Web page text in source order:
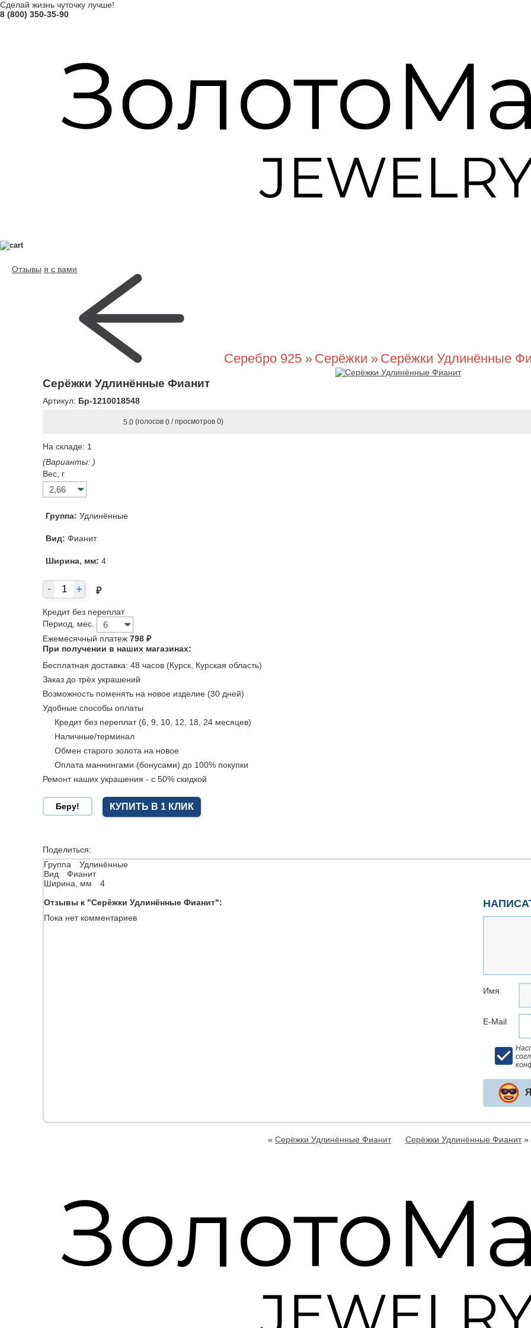
Сделай жизнь чуточку лучше!
8 (800) 350-35-90
Отзывы я с вами
Серебро 925 » Серёжки » Серёжки Удлинённые
Серёжки Удлинённые Фианит
Артикул: Бр-1210018548
5.0 (голосов 0 / просмотров 0)
На складе: 1
(Варианты: )
Вес, г
Группа: Удлинённые
Вид: Фианит
Ширина, мм: 4
₽
Кредит без переплат
Период, мес.
Ежемесячный платеж 798 ₽
При получении в наших магазинах:
Бесплатная доставка: 48 часов (Курск, Курская область)
Заказ до трёх украшений
Возможность поменять на новое изделие (30 дней)
Удобные способы оплаты
Кредит без переплат (6, 9, 10, 12, 18, 24 месяцев)
Наличные/терминал
Обмен старого золота на новое
Оплата маннингами (бонусами) до 100% покупки
Ремонт наших украшения - с 50% скидкой
КУПИТЬ В 1 КЛИК
Поделиться:
Группа
Удлинённые
Вид
Фианит
Ширина, мм
4
Отзывы к "Серёжки Удлинённые Фианит":
Пока нет комментариев
Имя
E-Mail
« Серёжки Удлинённые Фианит Серёжки Удлинённые Фианит»